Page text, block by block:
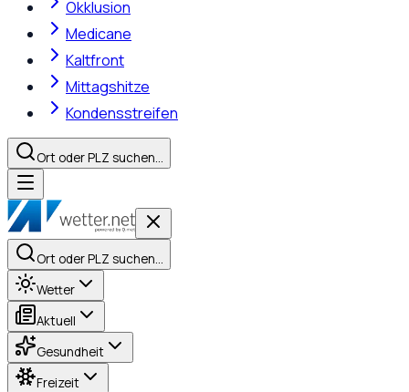
Okklusion
Medicane
Kaltfront
Mittagshitze
Kondensstreifen
Ort oder PLZ suchen…
Ort oder PLZ suchen…
Wetter
Aktuell
Gesundheit
Freizeit